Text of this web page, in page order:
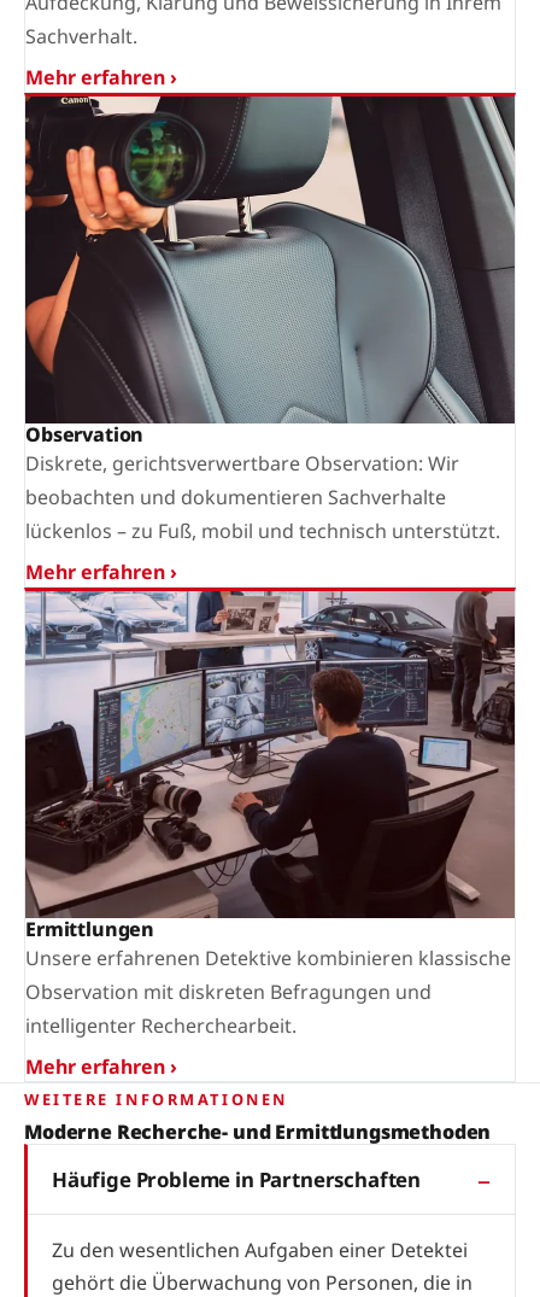
Sachverhalt.
Mehr erfahren ›
Observation
Diskrete, gerichtsverwertbare Observation: Wir
beobachten und dokumentieren Sachverhalte
lückenlos – zu Fuß, mobil und technisch unterstützt.
Mehr erfahren ›
Ermittlungen
Unsere erfahrenen Detektive kombinieren klassische
Observation mit diskreten Befragungen und
intelligenter Recherchearbeit.
Mehr erfahren ›
WEITERE INFORMATIONEN
Moderne Recherche- und Ermittlungsmethoden
Häufige Probleme in Partnerschaften
Zu den wesentlichen Aufgaben einer Detektei
gehört die Überwachung von Personen, die in